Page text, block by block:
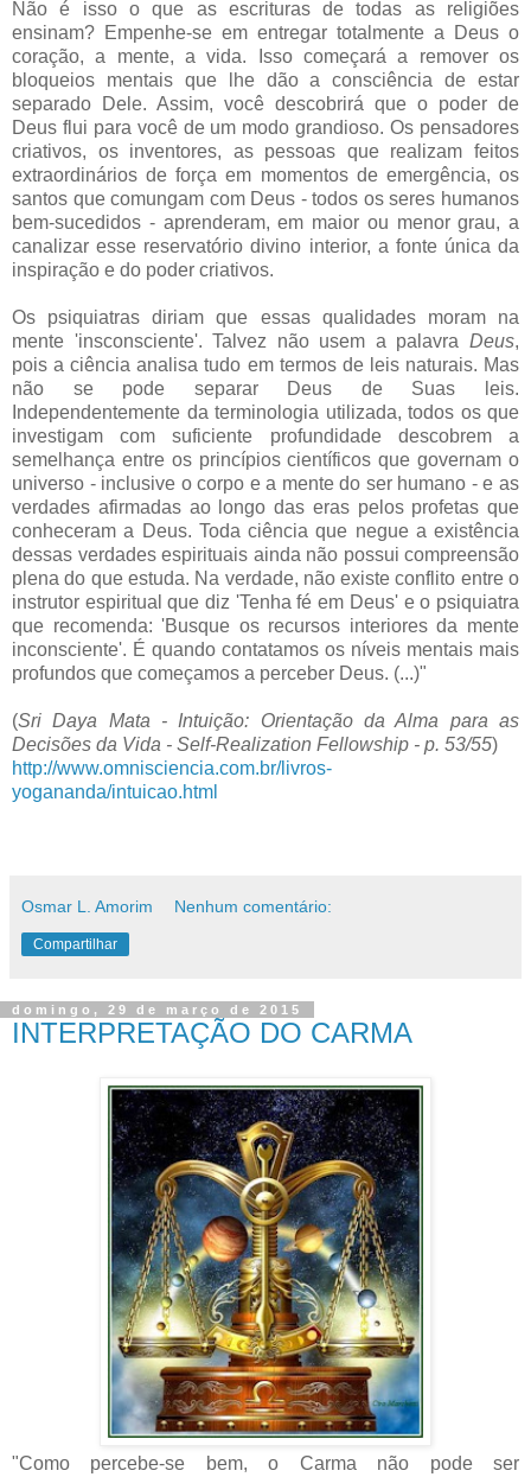
Não é isso o que as escrituras de todas as religiões
ensinam? Empenhe-se em entregar totalmente a Deus o
coração, a mente, a vida. Isso começará a remover os
bloqueios mentais que lhe dão a consciência de estar
separado Dele. Assim, você descobrirá que o poder de
Deus flui para você de um modo grandioso. Os pensadores
criativos, os inventores, as pessoas que realizam feitos
extraordinários de força em momentos de emergência, os
santos que comungam com Deus - todos os seres humanos
bem-sucedidos - aprenderam, em maior ou menor grau, a
canalizar esse reservatório divino interior, a fonte única da
inspiração e do poder criativos.
Os psiquiatras diriam que essas qualidades moram na
mente 'insconsciente'. Talvez não usem a palavra Deus,
pois a ciência analisa tudo em termos de leis naturais. Mas
não se pode separar Deus de Suas leis.
Independentemente da terminologia utilizada, todos os que
investigam com suficiente profundidade descobrem a
semelhança entre os princípios científicos que governam o
universo - inclusive o corpo e a mente do ser humano - e as
verdades afirmadas ao longo das eras pelos profetas que
conheceram a Deus. Toda ciência que negue a existência
dessas verdades espirituais ainda não possui compreensão
plena do que estuda. Na verdade, não existe conflito entre o
instrutor espiritual que diz 'Tenha fé em Deus' e o psiquiatra
que recomenda: 'Busque os recursos interiores da mente
inconsciente'. É quando contatamos os níveis mentais mais
profundos que começamos a perceber Deus. (...)"
(Sri Daya Mata - Intuição: Orientação da Alma para as
Decisões da Vida - Self-Realization Fellowship - p. 53/55)
http://www.omnisciencia.com.br/livros-
yogananda/intuicao.html
Osmar L. Amorim Nenhum comentário:
Compartilhar
domingo, 29 de março de 2015
INTERPRETAÇÃO DO CARMA
"Como percebe-se bem, o Carma não pode ser